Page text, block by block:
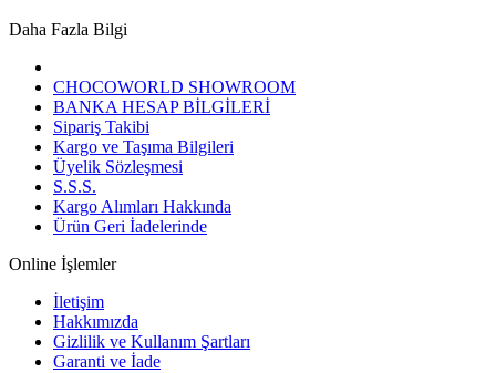
Daha Fazla Bilgi
CHOCOWORLD SHOWROOM
BANKA HESAP BİLGİLERİ
Sipariş Takibi
Kargo ve Taşıma Bilgileri
Üyelik Sözleşmesi
S.S.S.
Kargo Alımları Hakkında
Ürün Geri İadelerinde
Online İşlemler
İletişim
Hakkımızda
Gizlilik ve Kullanım Şartları
Garanti ve İade